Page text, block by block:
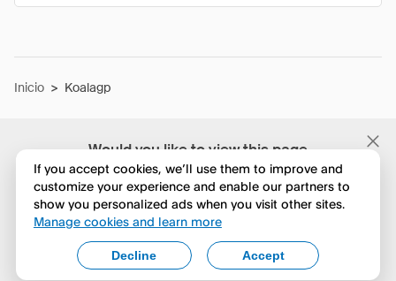
Would you like to view this page
in English?
No, seguir navegando
Yes, change to English
Inicio > Koalagp
If you accept cookies, we’ll use them to improve and
customize your experience and enable our partners to
show you personalized ads when you visit other sites.
Manage cookies and learn more
Accept
Decline